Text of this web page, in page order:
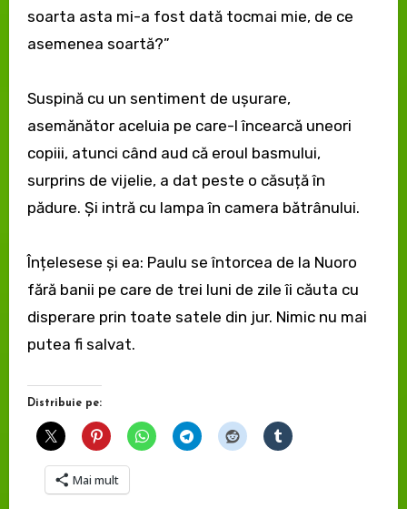
soarta asta mi-a fost dată tocmai mie, de ce
asemenea soartă?”
Suspină cu un sentiment de ușurare,
asemănător aceluia pe care-l încearcă uneori
copiii, atunci când aud că eroul basmului,
surprins de vijelie, a dat peste o căsuță în
pădure. Și intră cu lampa în camera bătrânului.
Înțelesese și ea: Paulu se întorcea de la Nuoro
fără banii pe care de trei luni de zile îi căuta cu
disperare prin toate satele din jur. Nimic nu mai
putea fi salvat.
Distribuie pe:
Mai mult